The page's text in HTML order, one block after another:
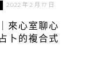
2022 年 2 月 17 日
來心室聊心
卜的複合式